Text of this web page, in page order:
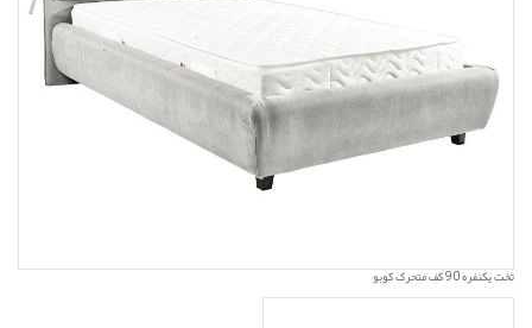
تخت یکنفره 90 کف متحرک کوبو